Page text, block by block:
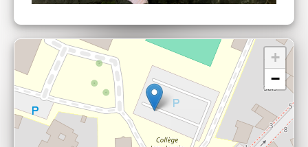
+
−